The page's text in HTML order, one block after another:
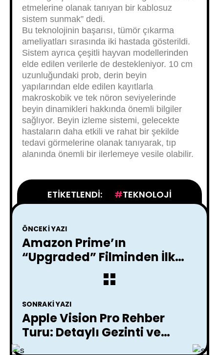
etmelerine olanak tanıyan bir kablosuz
sistem sunmak” dedi.
Bu teknolojinin başarısı, tümör çıkarma
ameliyatları sırasında iki hastada gösterildi.
Sistem ayrıca çeşitli hayvan modellerinden
elde edilen verilerle de destekleniyor. 10 cm
uzunluğundaki prob, derin beyin
yapılarından elde edilen kayıtlarla
makroskobik ve tek nöron seviyelerinde
beyin dinamikleri hakkında önemli bilgiler
sağlıyor. Beyin izleme sistemi, gelecekte
hastaların daha etkili ve rahat bir şekilde
tedavi görmelerine olanak tanıyarak, tıp
alanında önemli bir ilerlemeye vesile olabilir.
ETIKETLENDI: TEKNOLOJI
ÖNCEKI YAZI
Amazon Prime’ın
“Upgraded” Filminden İlk
SONRAKI YAZI
Apple Vision Pro Rehber
Turu: Detaylı Gezinti ve
İnceleme